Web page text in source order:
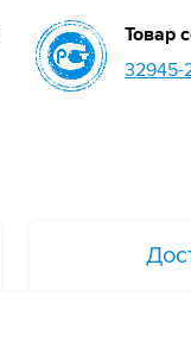
Товар
32945-